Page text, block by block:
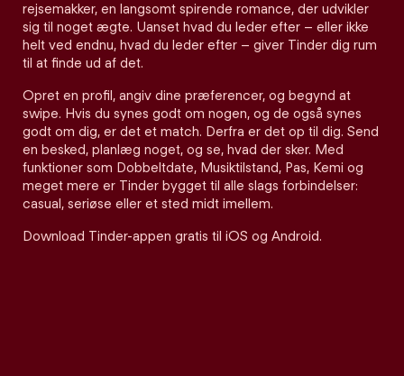
rejsemakker, en langsomt spirende romance, der udvikler
sig til noget ægte. Uanset hvad du leder efter – eller ikke
helt ved endnu, hvad du leder efter – giver Tinder dig rum
til at finde ud af det.
Opret en profil, angiv dine præferencer, og begynd at
swipe. Hvis du synes godt om nogen, og de også synes
godt om dig, er det et match. Derfra er det op til dig. Send
en besked, planlæg noget, og se, hvad der sker. Med
funktioner som Dobbeltdate, Musiktilstand, Pas, Kemi og
meget mere er Tinder bygget til alle slags forbindelser:
casual, seriøse eller et sted midt imellem.
Download Tinder-appen gratis til iOS og Android.